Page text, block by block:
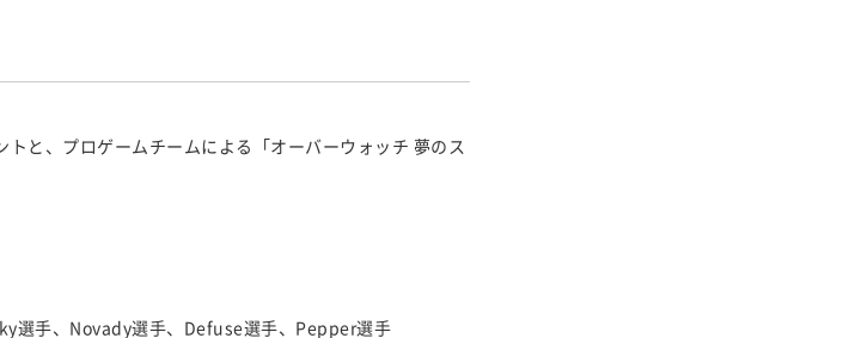
と、プロゲームチームによる「オーバーウォッチ 夢のス
手、Novady選手、Defuse選手、Pepper選手